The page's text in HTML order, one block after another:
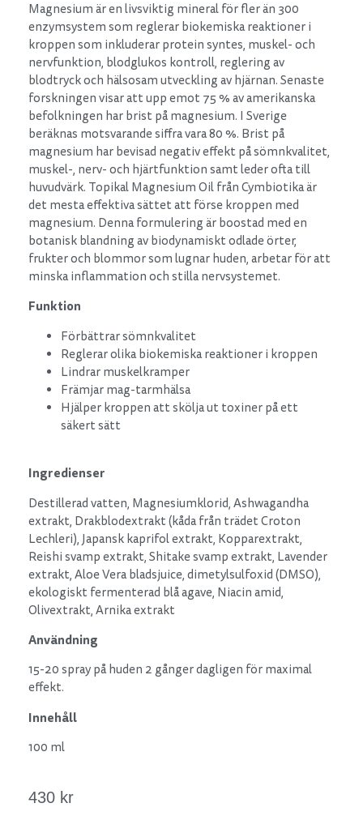
Magnesium är en livsviktig mineral för fler än 300
enzymsystem som reglerar biokemiska reaktioner i
kroppen som inkluderar protein syntes, muskel- och
nervfunktion, blodglukos kontroll, reglering av
blodtryck och hälsosam utveckling av hjärnan. Senaste
forskningen visar att upp emot 75 % av amerikanska
befolkningen har brist på magnesium. I Sverige
beräknas motsvarande siffra vara 80 %. Brist på
magnesium har bevisad negativ effekt på sömnkvalitet,
muskel-, nerv- och hjärtfunktion samt leder ofta till
huvudvärk. Topikal Magnesium Oil från Cymbiotika är
det mesta effektiva sättet att förse kroppen med
magnesium. Denna formulering är boostad med en
botanisk blandning av biodynamiskt odlade örter,
frukter och blommor som lugnar huden, arbetar för att
minska inflammation och stilla nervsystemet.
Funktion
Förbättrar sömnkvalitet
Reglerar olika biokemiska reaktioner i kroppen
Lindrar muskelkramper
Främjar mag-tarmhälsa
Hjälper kroppen att skölja ut toxiner på ett
säkert sätt
Ingredienser
Destillerad vatten, Magnesiumklorid, Ashwagandha
extrakt, Drakblodextrakt (kåda från trädet Croton
Lechleri), Japansk kaprifol extrakt, Kopparextrakt,
Reishi svamp extrakt, Shitake svamp extrakt, Lavender
extrakt, Aloe Vera bladsjuice, dimetylsulfoxid (DMSO),
ekologiskt fermenterad blå agave, Niacin amid,
Olivextrakt, Arnika extrakt
Användning
15-20 spray på huden 2 gånger dagligen för maximal
effekt.
Innehåll
100 ml
430 kr